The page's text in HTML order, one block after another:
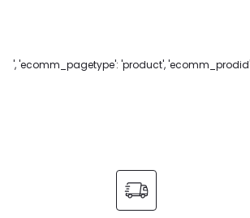
', 'ecomm_pagetype': 'product',